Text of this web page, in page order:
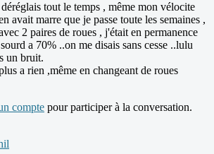
tout le temps , même mon vélocite
avait marre que je passe toute les semaines ,
2 paires de roues , j'était en permanence
a 70% ..on me disais sans cesse ..lulu
un bruit.
a rien ,même en changeant de roues
compte pour participer à la conversation.